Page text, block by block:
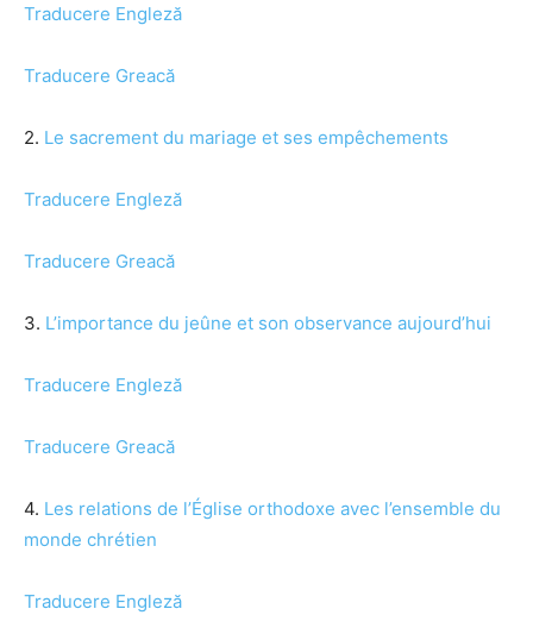
Traducere Engleză
Traducere Greacă
2. Le sacrement du mariage et ses empêchements
Traducere Engleză
Traducere Greacă
3. L’importance du jeûne et son observance aujourd’hui
Traducere Engleză
Traducere Greacă
4. Les relations de l’Église orthodoxe avec l’ensemble du
monde chrétien
Traducere Engleză